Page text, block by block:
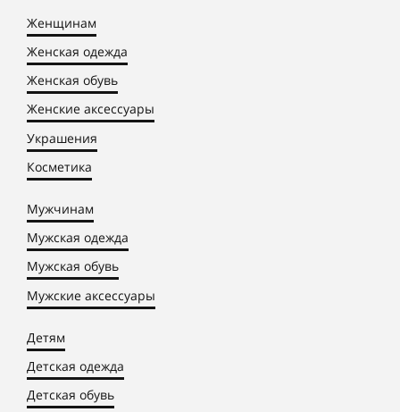
Женщинам
Женская одежда
Женская обувь
Женские аксессуары
Украшения
Косметика
Мужчинам
Мужская одежда
Мужская обувь
Мужские аксессуары
Детям
Детская одежда
Детская обувь